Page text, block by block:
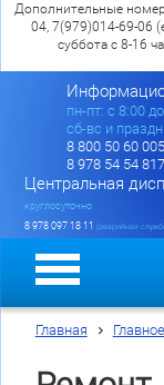
Дополнительные
04, 7(979)014-69-06
суббота с 8-16
пн-пт: c 8:00
сб-вс и
8 800 50 60 005
8 978 54 54 817
Центральная
круглосуточно
8 978 097 18 11 (аварийная
Главная